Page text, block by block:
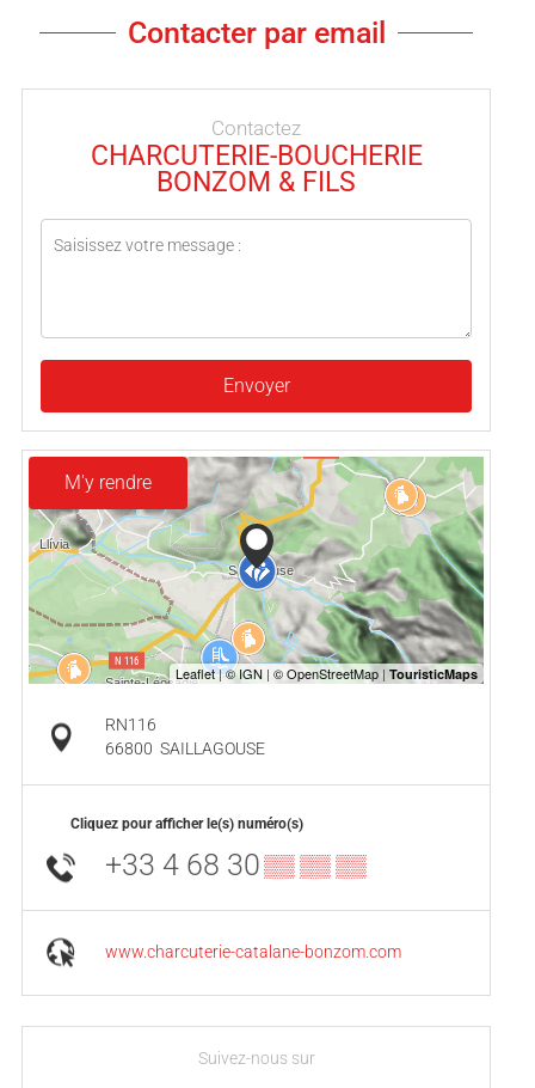
Contacter par email
Contactez
CHARCUTERIE-BOUCHERIE
BONZOM & FILS
Envoyer
M'y rendre
RN116
66800 SAILLAGOUSE
Cliquez pour afficher le(s) numéro(s)
+33 4 68 30▒▒ ▒▒ ▒▒
www.charcuterie-catalane-bonzom.com
Suivez-nous sur